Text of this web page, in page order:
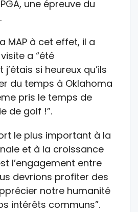
une épreuve du
MAP à cet effet, il a
a “été
si heureux qu’ils
du temps à Oklahoma
pris le temps de
de golf !”.
le plus important à la
et à la croissance
l’engagement entre
devrions profiter des
notre humanité
intérêts communs”.